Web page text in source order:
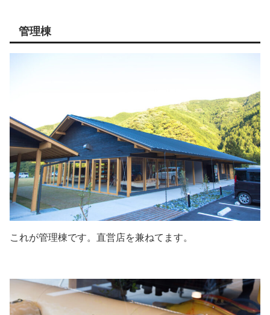
管理棟
これが管理棟です。直営店を兼ねてます。